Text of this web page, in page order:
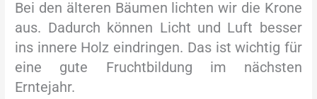
Bei den älteren Bäumen lichten wir die Krone
aus. Dadurch können Licht und Luft besser
ins innere Holz eindringen. Das ist wichtig für
eine gute Fruchtbildung im nächsten
Erntejahr.